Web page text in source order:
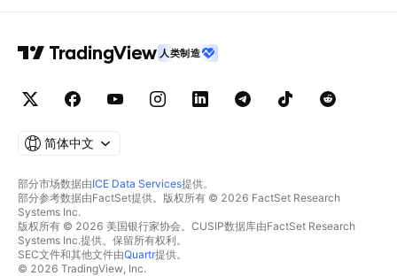
人类制造
简体中文
部分市场数据由ICE Data Services提供。
部分参考数据由FactSet提供。版权所有 © 2026 FactSet Research
Systems Inc.
版权所有 © 2026 美国银行家协会。CUSIP数据库由FactSet Research
Systems Inc.提供。保留所有权利。
SEC文件和其他文件由Quartr提供。
© 2026 TradingView, Inc.